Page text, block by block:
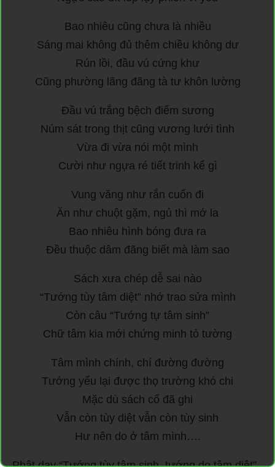
Bao nhiêu cũng chưa là nhiều
Sáng mai không đủ thêm chiều không dư
Rún lồi, đầu vú cứng khư
Cũng phường lãng đãng tà tư khôn lường
Đầu vú trắng bệch điểm sương
Núm sát trong thịt cũng vương lưới tình
Vừa đi vừa nói một mình
Cười như ngựa ré tiết trinh kể gì
Vung văng như rắn cuốn đi
Ăn như chuột gặm, ngủ thì mớ la
Bao nhiêu hình bóng đưa ra
Đều thuộc dâm đãng biết mà làm sao
Sách xưa chép dễ sai nào
“Tướng tùy tâm diệt” nhớ trao sửa mình
Còn câu “Tướng tự tâm sinh”
Chữ tâm kia mới chứng minh tỏ tường
Tâm mình chính, chí đường đường
Tướng yểu lại được thọ trường khó chi
Mặc dù sách cổ đã ghi
Vẫn còn tùy diệt vẫn còn tùy sinh
Hư nên do ở tâm mình….